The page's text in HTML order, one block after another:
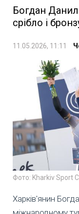
Богдан
срібло і
11.05.2026, 11:11
Фото: Kharkiv Sport
Харків'янин